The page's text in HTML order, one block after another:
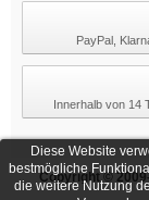
Diese Website
bestmögliche
die weitere Nutzung
PayPal,
Innerhalb von 14
Copyright ©